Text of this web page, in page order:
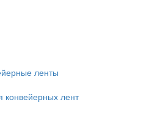
ленты
конвейерных лент